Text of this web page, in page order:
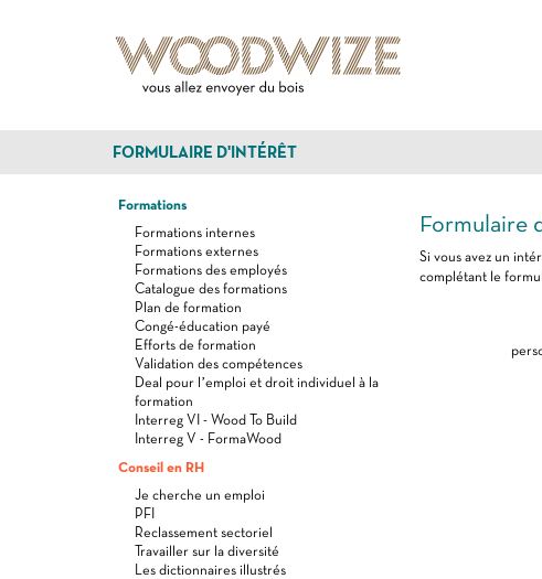
FORMULAIRE D'INTÉRÊT
Formations
Formations internes
Formations externes
Formations des employés
Catalogue des formations
Plan de formation
Congé-éducation payé
Efforts de formation
Validation des compétences
Deal pour l’emploi et droit individuel à la
formation
Interreg VI - Wood To Build
Interreg V - FormaWood
Conseil en RH
Je cherche un emploi
PFI
Reclassement sectoriel
Travailler sur la diversité
Les dictionnaires illustrés
Formulaire
Si vous avez un
complétant le